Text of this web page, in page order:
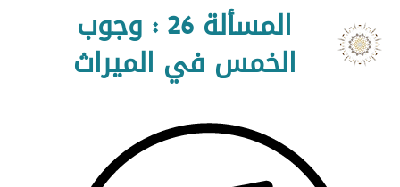
المسألة 26 : وجوب
الخمس في الميراث